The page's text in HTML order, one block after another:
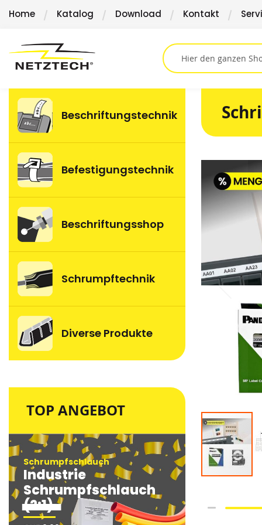
Direkt
Home Katalog Download Kontakt
TOP ANGEBOT
Schrumpfschlauch
Industrie
Schrumpfschlauch
(2:1)
Industrie
(2:1)
Beschriftungstechnik
Befestigungstechnik
Beschriftungsshop
Schrumpftechnik
Diverse Produkte
zum
Ende
der
Bildergalerie